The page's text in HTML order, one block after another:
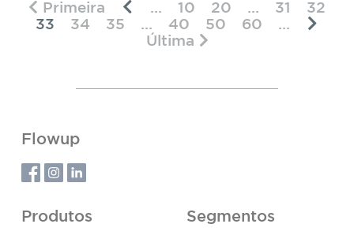
Primeira ... 10 20 ... 31
32
33
34 35 ... 40 50 60
...
Última
Flowup
Produtos Segmentos